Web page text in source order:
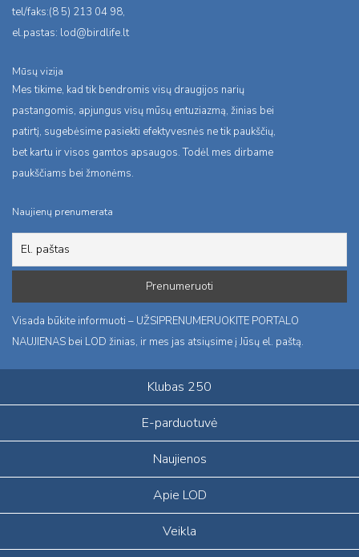
tel/faks:(8 5) 213 04 98,
el.pastas: lod@birdlife.lt
Mūsų vizija
Mes tikime, kad tik bendromis visų draugijos narių
pastangomis, apjungus visų mūsų entuziazmą, žinias bei
patirtį, sugebėsime pasiekti efektyvesnės ne tik paukščių,
bet kartu ir visos gamtos apsaugos. Todėl mes dirbame
paukščiams bei žmonėms.
Naujienų prenumerata
Visada būkite informuoti – UŽSIPRENUMERUOKITE PORTALO
NAUJIENAS bei LOD žinias, ir mes jas atsiųsime į Jūsų el. paštą.
Klubas 250
E-parduotuvė
Naujienos
Apie LOD
Veikla